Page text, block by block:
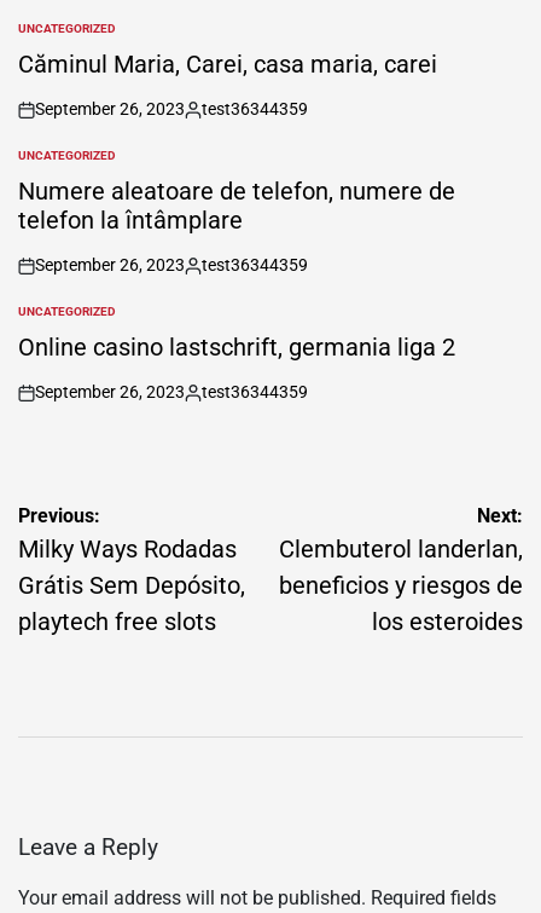
POSTED
IN
UNCATEGORIZED
Căminul Maria, Carei, casa maria, carei
on
September 26, 2023
Posted
test36344359
POSTED
IN
UNCATEGORIZED
Numere aleatoare de telefon, numere de
telefon la întâmplare
on
September 26, 2023
Posted
test36344359
POSTED
IN
UNCATEGORIZED
Online casino lastschrift, germania liga 2
on
September 26, 2023
Posted
test36344359
Post
navigation
Previous:
Milky Ways Rodadas
Grátis Sem Depósito,
playtech free slots
Next:
Clembuterol landerlan,
beneficios y riesgos de
los esteroides
Leave a Reply
Your email address will not be published. Required fields